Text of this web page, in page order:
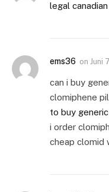
legal
ems36 on Juni
can i buy
clomiphene
to buy
i order
cheap clomid